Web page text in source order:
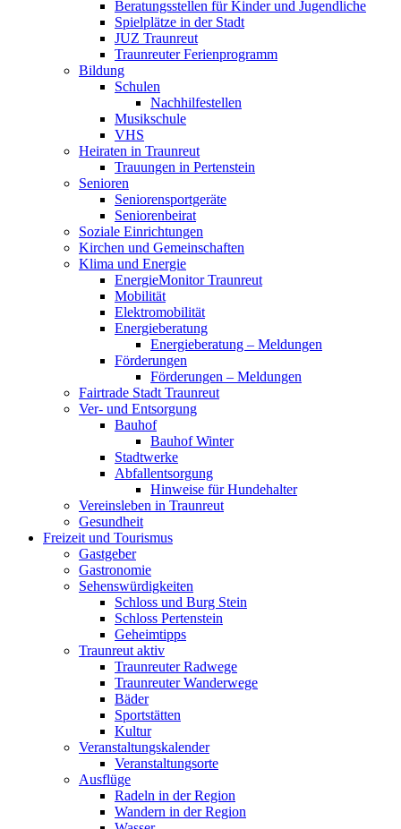
Beratungsstellen für Kinder und Jugendliche
Spielplätze in der Stadt
JUZ Traunreut
Traunreuter Ferienprogramm
Bildung
Schulen
Nachhilfestellen
Musikschule
VHS
Heiraten in Traunreut
Trauungen in Pertenstein
Senioren
Seniorensportgeräte
Seniorenbeirat
Soziale Einrichtungen
Kirchen und Gemeinschaften
Klima und Energie
EnergieMonitor Traunreut
Mobilität
Elektromobilität
Energieberatung
Energieberatung – Meldungen
Förderungen
Förderungen – Meldungen
Fairtrade Stadt Traunreut
Ver- und Entsorgung
Bauhof
Bauhof Winter
Stadtwerke
Abfallentsorgung
Hinweise für Hundehalter
Vereinsleben in Traunreut
Gesundheit
Freizeit und Tourismus
Gastgeber
Gastronomie
Sehenswürdigkeiten
Schloss und Burg Stein
Schloss Pertenstein
Geheimtipps
Traunreut aktiv
Traunreuter Radwege
Traunreuter Wanderwege
Bäder
Sportstätten
Kultur
Veranstaltungskalender
Veranstaltungsorte
Ausflüge
Radeln in der Region
Wandern in der Region